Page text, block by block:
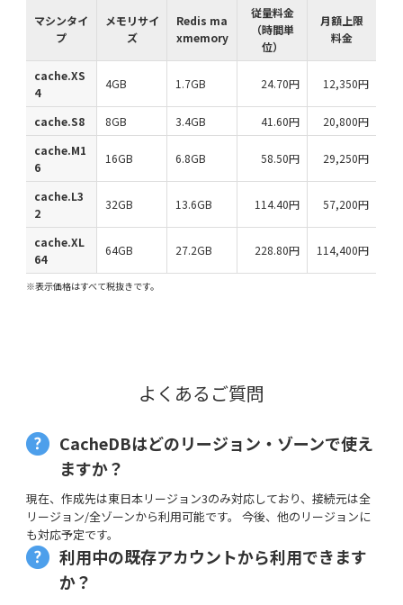
マシンタイ
プ
メモリサイ
ズ
Redis ma
xmemory
従量料金
（時間単
位）
月額上限
料金
cache.XS
4
4GB 1.7GB 24.70円 12,350円
cache.S8 8GB 3.4GB 41.60円
20,800円
cache.M1
6
16GB 6.8GB 58.50円 29,250円
cache.L3
2
32GB 13.6GB 114.40円 57,200円
cache.XL
64
64GB 27.2GB 228.80円 114,400円
※表示価格はすべて税抜きです。
よくあるご質問
CacheDBはどのリージョン・ゾーンで使え
ますか？
現在、作成先は東日本リージョン3のみ対応しており、接続元は全
リージョン/全ゾーンから利用可能です。 今後、他のリージョンに
も対応予定です。
利用中の既存アカウントから利用できます
か？